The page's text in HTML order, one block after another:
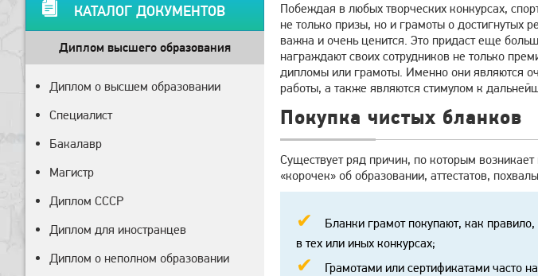
Побеждая в любых творческих конкурсах,
не только призы, но и грамоты о достигнутых
важна и очень ценится. Это придаст еще
награждают своих сотрудников не только
дипломы или грамоты. Именно они являются
работы, а также являются стимулом к
Покупка чистых бланков
Существует ряд причин, по которым
«корочек» об образовании, аттестатов,
Бланки грамот покупают, как
в тех или иных конкурсах;
Грамотами или сертификатами часто
КАТАЛОГ ДОКУМЕНТОВ
Диплом высшего образования
Диплом о высшем образовании
Специалист
Бакалавр
Магистр
Диплом СССР
Диплом для иностранцев
Диплом о неполном образовании